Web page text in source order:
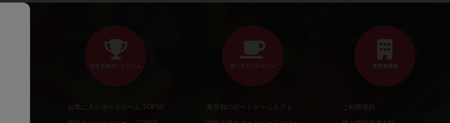
おすすめボードゲーム
お気に入りボードゲーム TOP50
ボードゲームカフェ
東京都のボードゲームカフェ
運営者情報
ご利用規約